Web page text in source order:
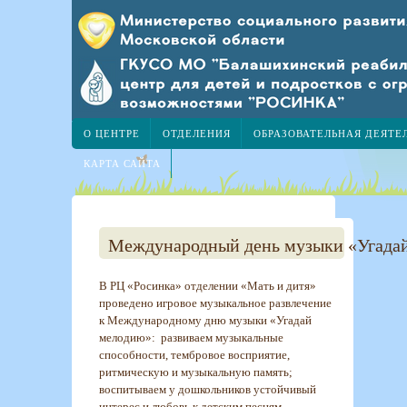
О ЦЕНТРЕ ОТДЕЛЕНИЯ ОБРАЗОВАТЕЛЬНАЯ
КАРТА САЙТА
Международный день музыки
В РЦ «Росинка» отделении «Мать и дитя»
проведено игровое музыкальное развлечение
к Международному дню музыки «Угадай
мелодию»: развиваем музыкальные
способности, тембровое восприятие,
ритмическую и музыкальную память;
воспитываем у дошкольников устойчивый